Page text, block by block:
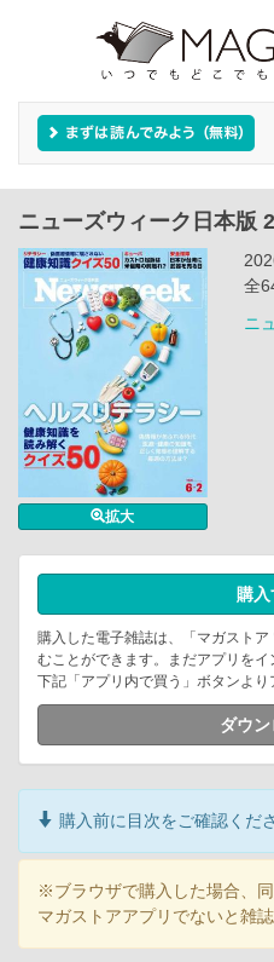
ニューズウィーク日本版
拡大
全
ニ
購
購入した電子雑誌は、「マガスト
むことができます。まだアプリをイ
下記「アプリ内で買う」ボタンより
ダウ
購入前に目次をご確認くだ
※ブラウザで購入した場合、
マガストアアプリでないと雑